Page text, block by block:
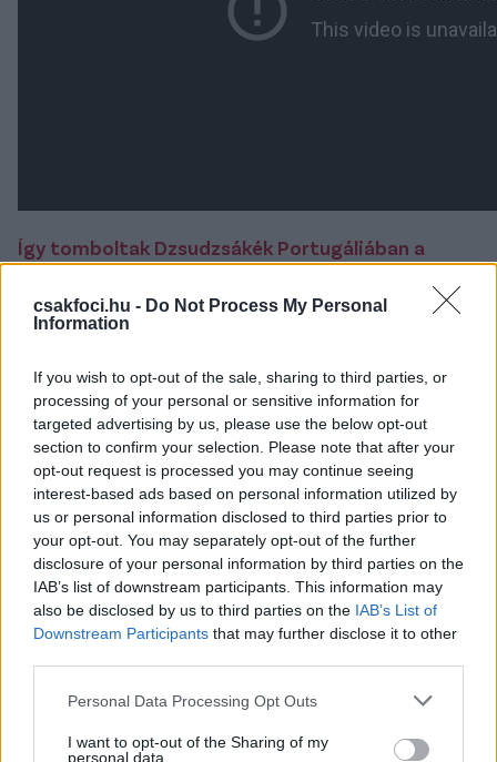
csakfoci.hu - Do Not Process My Personal
Information
If you wish to opt-out of the sale, sharing to third parties, or
processing of your personal or sensitive information for
targeted advertising by us, please use the below opt-out
section to confirm your selection. Please note that after your
opt-out request is processed you may continue seeing
interest-based ads based on personal information utilized by
us or personal information disclosed to third parties prior to
your opt-out. You may separately opt-out of the further
disclosure of your personal information by third parties on the
IAB’s list of downstream participants. This information may
also be disclosed by us to third parties on the IAB’s List of
Downstream Participants that may further disclose it to other
Please note that this website/app uses one or more Google
not limited to your visit or usage behaviour. You may click to
Personal Data Processing Opt Outs
I want to opt-out of the Sharing of my
personal data.
Így tomboltak Dzsudzsákék Portugáliában a
Magyarország U17 – Oroszország U17 2-1
Itt állíthatod be, hogy a Csakfoci az elsők
között legyen a Google-találatokban
Tetszett a cikk? Megosztanád?
Link másolása Email küldés
CÍMKÉK: #MAGYAR FOCI #UTÁNPÓTLÁS
#U17-ES
Autópiac